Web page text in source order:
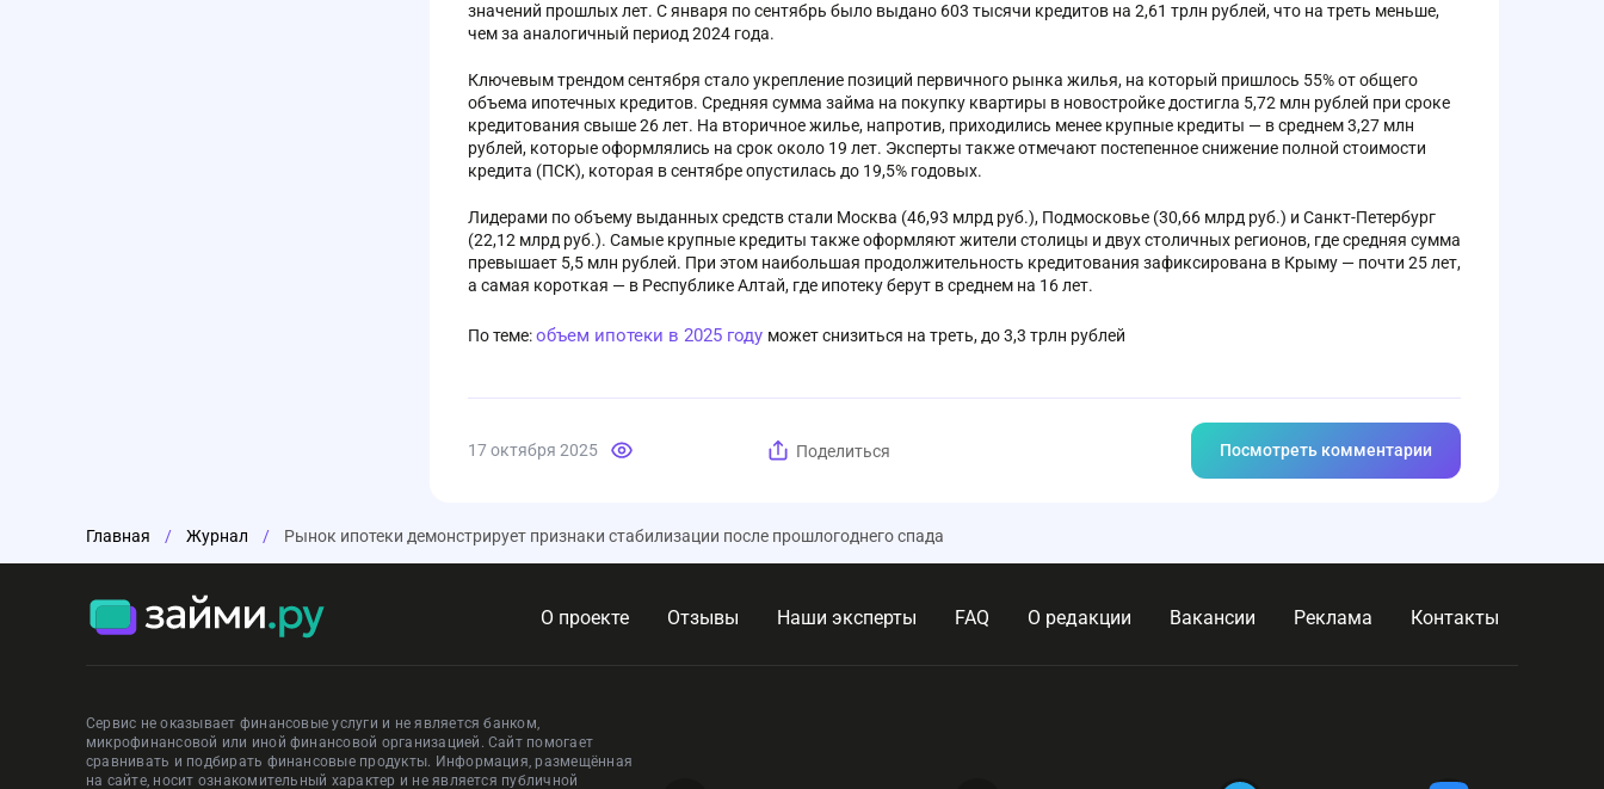
значений прошлых лет. С января по сентябрь было выдано 603 тысячи кредитов на 2,61 трлн рублей, что на треть меньше,
чем за аналогичный период 2024 года.
Ключевым трендом сентября стало укрепление позиций первичного рынка жилья, на который пришлось 55% от общего
объема ипотечных кредитов. Средняя сумма займа на покупку квартиры в новостройке достигла 5,72 млн рублей при сроке
кредитования свыше 26 лет. На вторичное жилье, напротив, приходились менее крупные кредиты — в среднем 3,27 млн
рублей, которые оформлялись на срок около 19 лет. Эксперты также отмечают постепенное снижение полной стоимости
кредита (ПСК), которая в сентябре опустилась до 19,5% годовых.
Лидерами по объему выданных средств стали Москва (46,93 млрд руб.), Подмосковье (30,66 млрд руб.) и Санкт-Петербург
(22,12 млрд руб.). Самые крупные кредиты также оформляют жители столицы и двух столичных регионов, где средняя сумма
превышает 5,5 млн рублей. При этом наибольшая продолжительность кредитования зафиксирована в Крыму — почти 25 лет,
а самая короткая — в Республике Алтай, где ипотеку берут в среднем на 16 лет.
По теме:объем ипотеки в 2025 году может снизиться на треть, до 3,3 трлн рублей
17 октября 2025 Поделиться Посмотреть комментарии
Главная / Журнал / Рынок ипотеки демонстрирует признаки стабилизации после прошлогоднего спада
О проекте Отзывы Наши эксперты FAQ О редакции Вакансии Реклама Контакты
Сервис не оказывает финансовые услуги и не является банком,
микрофинансовой или иной финансовой организацией. Сайт помогает
сравнивать и подбирать финансовые продукты. Информация, размещённая
на сайте, носит ознакомительный характер и не является публичной